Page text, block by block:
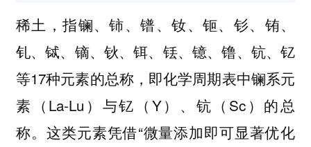
稀土，指镧、铈、镨、钕、钷、钐、铕、
钆、铽、镝、钬、铒、铥、镱、镥、钪、钇
等17种元素的总称，即化学周期表中镧系元
素（La-Lu）与钇（Y）、钪（Sc）的总
称。这类元素凭借“微量添加即可显著优化